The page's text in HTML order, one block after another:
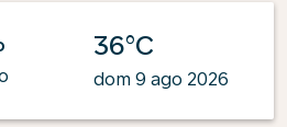
36°C
dom 9 ago 2026